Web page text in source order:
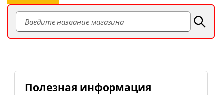
Полезная информация